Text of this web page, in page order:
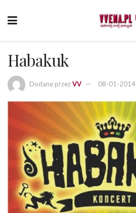
Habakuk
Dodane przezVV 08-01-2014